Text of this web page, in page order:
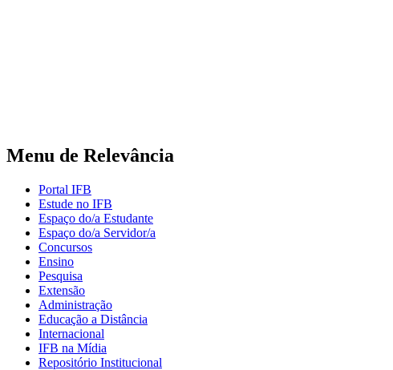
Menu de Relevância
Portal IFB
Estude no IFB
Espaço do/a Estudante
Espaço do/a Servidor/a
Concursos
Ensino
Pesquisa
Extensão
Administração
Educação a Distância
Internacional
IFB na Mídia
Repositório Institucional